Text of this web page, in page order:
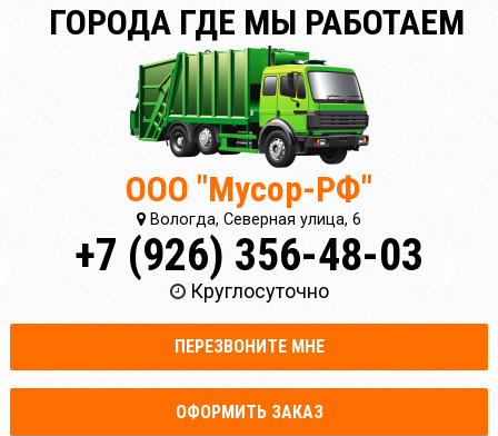
ГОРОДА ГДЕ МЫ РАБОТАЕМ
ООО "Мусор-РФ"
Вологда, Северная улица, 6
+7 (926) 356-48-03
Круглосуточно
ПЕРЕЗВОНИТЕ МНЕ
ОФОРМИТЬ ЗАКАЗ